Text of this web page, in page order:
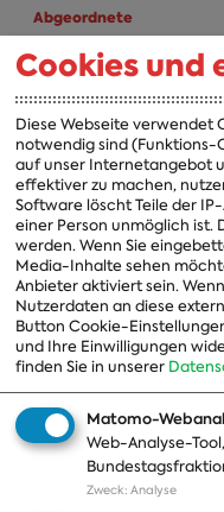
Abgeordnete
A-Z
Themen
Cookies und
Diese Webseite verwendet
notwendig sind (Funktions-
auf unser Internetangebot
effektiver zu machen,
Software löscht Teile der
einer Person unmöglich ist.
werden. Wenn Sie
Media-Inhalte sehen
Anbieter aktiviert sein.
Nutzerdaten an diese
Button Cookie-
und Ihre Einwilligungen
finden Sie in unserer
Matomo-
Web-Analyse-
Zweck: Analyse